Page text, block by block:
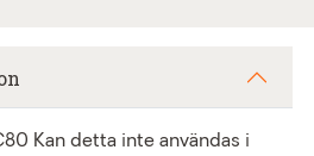
Kan detta inte användas i